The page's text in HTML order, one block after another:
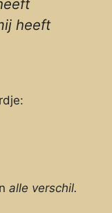
heeft
alle verschil.